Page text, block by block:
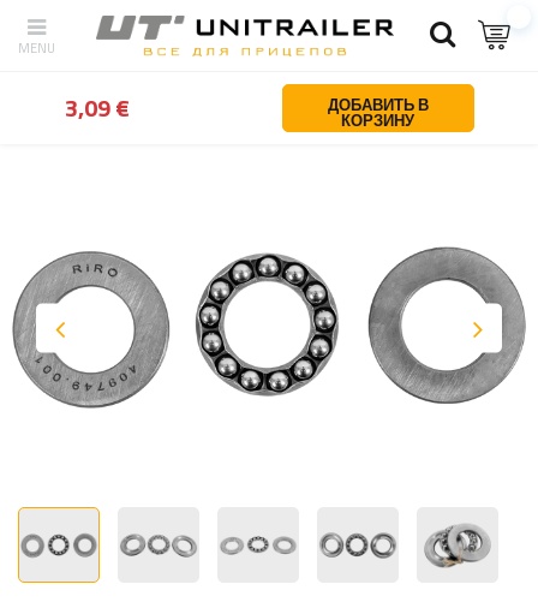
Назад Дом Запчасти для прицепов Жокейские колеса и
3,09 € ДОБАВИТЬ В
КОРЗИНУ